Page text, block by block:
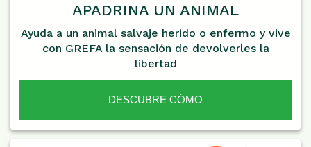
APADRINA UN ANIMAL
Ayuda a un animal salvaje herido o enfermo y vive
con GREFA la sensación de devolverles la
libertad
DESCUBRE CÓMO